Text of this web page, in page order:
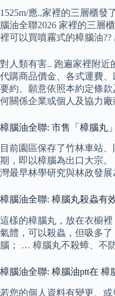
1525m/應.,家裡的三層櫃
腦油全聯2026 家裡的三層
裡可以買噴霧式的樟腦油
對人類有害.. 跑遍家裡附
代購商品價金、各式運費
要約、願意依照本約定條
何關係企業或個人及協力
樟腦油全聯: 市售「樟腦丸
目前園區保存了竹林車站
期，即以樟腦為出口大宗
灣最早林學研究與林政發
樟腦油全聯: 樟腦丸殺蟲有
這樣的樟腦丸，放在衣櫥
氣體，可以殺蟲，但吸多
腦； … 樟腦丸不殺蟑、不
樟腦油全聯: 樟腦油ptt在 樟
若您的個人資料有變更、